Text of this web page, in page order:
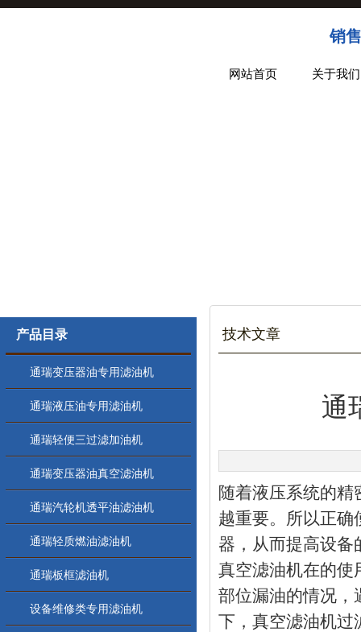
销
网站首页 关于我们
产品目录
通瑞变压器油专用滤油机
通瑞液压油专用滤油机
通瑞轻便三过滤加油机
通瑞变压器油真空滤油机
通瑞汽轮机透平油滤油机
通瑞轻质燃油滤油机
通瑞板框滤油机
设备维修类专用滤油机
技术文章
通
随着液压系统的
越重要。所以正确
器，从而提高设备
真空滤油机在的使
部位漏油的情况，
下，真空滤油机过